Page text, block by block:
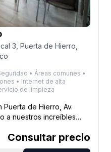
3, Puerta de Hierro,
• Áreas comunes •
• Internet de alta
de limpieza
de Hierro, Av.
a nuestros increíbles
Consultar precio